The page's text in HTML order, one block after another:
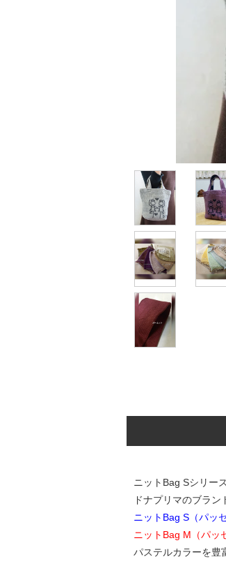
ニットBag Sシリー
ドナプリマのブラ
ニットBag S（パッセ
ニットBag M（パッ
パステルカラーを豊